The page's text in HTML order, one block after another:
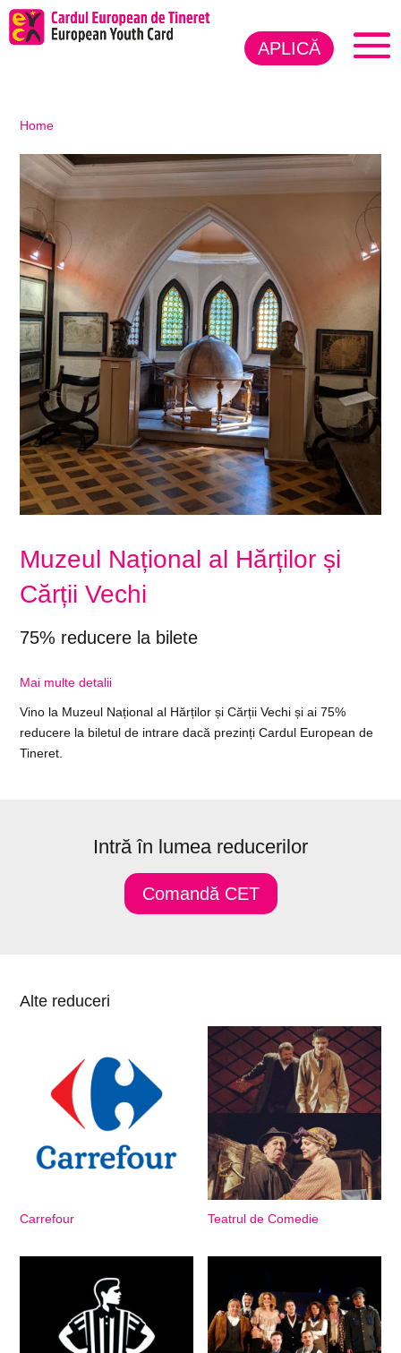
APLICĂ
Home
Muzeul Național al Hărților și
Cărții Vechi
75% reducere la bilete
Mai multe detalii
Vino la Muzeul Național al Hărților și Cărții Vechi și ai 75%
reducere la biletul de intrare dacă prezinți Cardul European de
Tineret.
Intră în lumea reducerilor
Comandă CET
Alte reduceri
Carrefour Teatrul de Comedie